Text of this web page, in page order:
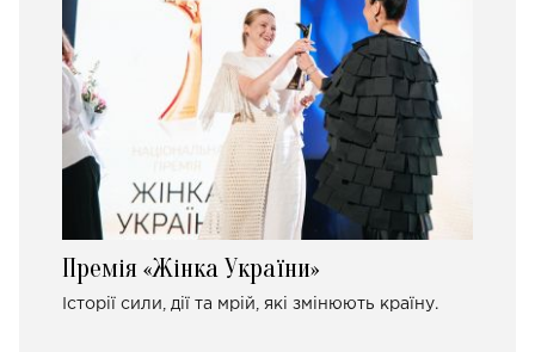
Премія «Жінка України»
Історії сили, дії та мрій, які змінюють країну.